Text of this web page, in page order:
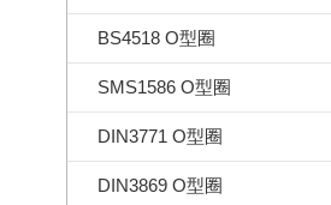
BS4518 O型圈
SMS1586 O型圈
DIN3771 O型圈
DIN3869 O型圈